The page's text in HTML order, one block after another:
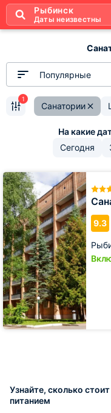
Рыбинск
Даты неизвестны
Популярные
Санатории
1
Сегодня
9.3
Санаторий
Кстово
Узнайте, сколько
питанием